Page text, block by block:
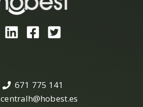
671 775 141
centralh@hobest.es